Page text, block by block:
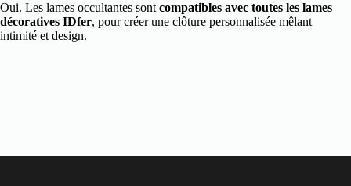
Oui. Les lames occultantes sont compatibles avec toutes les lames
décoratives IDfer, pour créer une clôture personnalisée mêlant
intimité et design.